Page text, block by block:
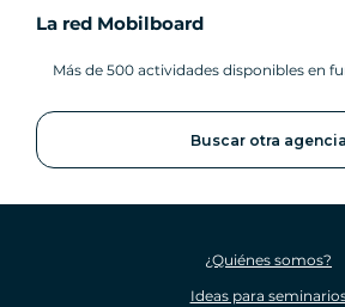
La red Mobilboard
Más de 500 actividades disponibles en
Buscar otra agencia
¿Quiénes somos?
Ideas para